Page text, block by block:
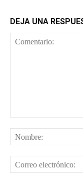
DEJA UNA